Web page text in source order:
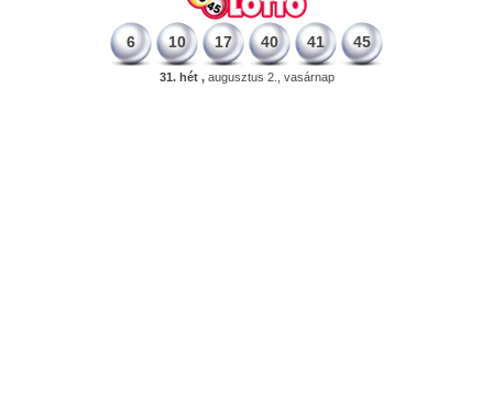
6 10 17 40 41 45
31. hét ,augusztus 2., vasárnap